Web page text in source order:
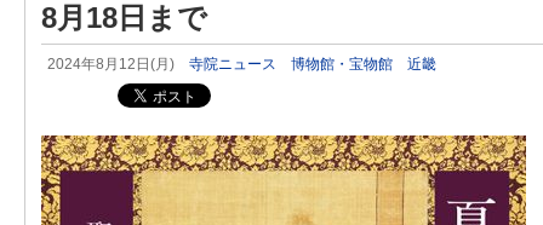
8月18日まで
2024年8月12日(月) 寺院ニュース 博物館・宝物館 近畿